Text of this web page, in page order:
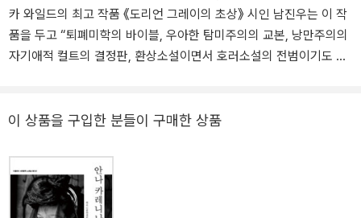
다. 출소 후에 프랑스로 떠나 유랑 생활을 했는데, 건강이 악화된 그는
1900년 뇌수막염으로 생을 마감했다. 『도리언 그레이의 초상』은 19
세기 영문학에서 가장 독창적이고 상징적인 작품 중 하나로 남아 있
기억되고 있다.
카 와일드의 최고 작품 《도리언 그레이의 초상》 시인 남진우는 이 작
품을 두고 “퇴폐미학의 바이블, 우아한 탐미주의의 교본, 낭만주의의
자기애적 컬트의 결정판, 환상소설이면서 호러소설의 전범이기도 하
저자 김난도는 “욕망이냐, 책임이냐에 대해 고민하는 중년 삶에 해답
라고 강력 추천했다. 중년은 늙어 가고 어떤 일에 책임을 져야 하며 욕
망과 책임 사이에 갈등하는 존재이자 명성과 악행의 이중성 등을 고
민하는 시기인데, 이 작품이야말로 이런 주제를 깊이 있게 성찰하게
이 상품을 구입한 분들이 구매한 상품